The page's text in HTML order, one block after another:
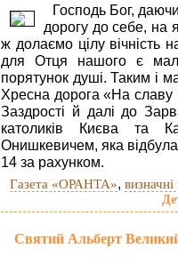
Господь Бог,
дорогу до себе, на
ж долаємо цілу вічність
для Отця нашого є
порятунок душі. Таким і
Хресна дорога «На славу
Заздрості й далі до
католиків Києва та
Онишкевичем, яка
14 за рахунком.
Газета «ОРАНТА», визначні
Святий Альберт